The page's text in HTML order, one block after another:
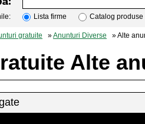
Lista firme Catalog produse
gratuite »Anunturi Diverse » Alte
Alte